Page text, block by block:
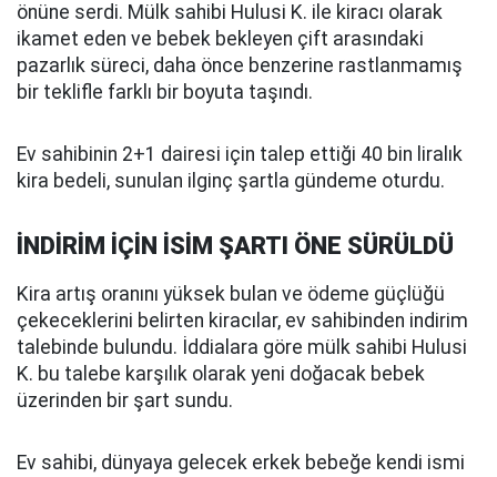
önüne serdi. Mülk sahibi Hulusi K. ile kiracı olarak
ikamet eden ve bebek bekleyen çift arasındaki
pazarlık süreci, daha önce benzerine rastlanmamış
bir teklifle farklı bir boyuta taşındı.
Ev sahibinin 2+1 dairesi için talep ettiği 40 bin liralık
kira bedeli, sunulan ilginç şartla gündeme oturdu.
İNDİRİM İÇİN İSİM ŞARTI ÖNE SÜRÜLDÜ
Kira artış oranını yüksek bulan ve ödeme güçlüğü
çekeceklerini belirten kiracılar, ev sahibinden indirim
talebinde bulundu. İddialara göre mülk sahibi Hulusi
K. bu talebe karşılık olarak yeni doğacak bebek
üzerinden bir şart sundu.
Ev sahibi, dünyaya gelecek erkek bebeğe kendi ismi